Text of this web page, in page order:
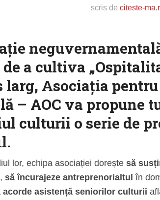
scris de citeste-
a cultiva
larg, Asociația
– AOC va propune
culturii o serie de
lor, echipa asociației dorește să
, să încurajeze antreprenorialtul în
acorde asistență seniorilor culturii